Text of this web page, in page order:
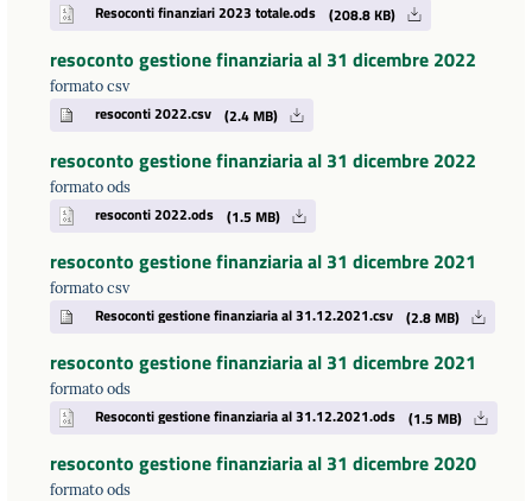
Resoconti finanziari 2023 totale.ods (208.8 KB)
resoconto gestione finanziaria al 31 dicembre 2022
formato csv
resoconti 2022.csv (2.4 MB)
resoconto gestione finanziaria al 31 dicembre 2022
formato ods
resoconti 2022.ods (1.5 MB)
resoconto gestione finanziaria al 31 dicembre 2021
formato csv
Resoconti gestione finanziaria al 31.12.2021.csv (2.8 MB)
resoconto gestione finanziaria al 31 dicembre 2021
formato ods
Resoconti gestione finanziaria al 31.12.2021.ods (1.5 MB)
resoconto gestione finanziaria al 31 dicembre 2020
formato ods